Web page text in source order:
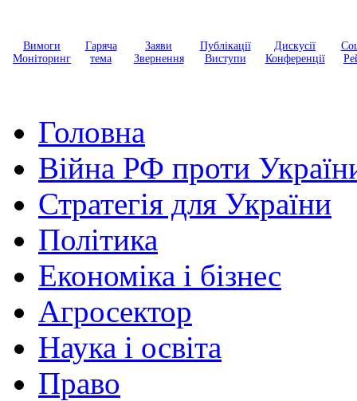
Вимоги
Моніторинг
Гаряча
тема
Заяви
Звернення
Публікації
Виступи
Дискусії
Конференції
Головна
Війна РФ проти
Стратегія для України
Політика
Економіка і бізнес
Агросектор
Наука і освіта
Право